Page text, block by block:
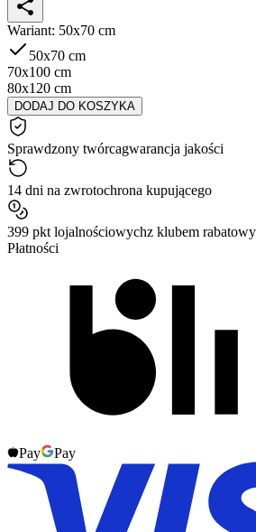
Wariant: 50x70 cm
50x70 cm
70x100 cm
80x120 cm
DODAJ DO KOSZYKA
Sprawdzony twórcagwarancja jakości
14 dni na zwrotochrona kupującego
399 pkt lojalnościowychz klubem
Płatności
Pay Pay